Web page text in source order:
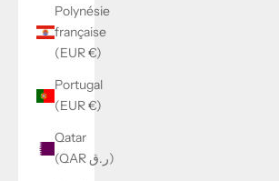
Polynésie
française
(EUR €)
Portugal
(EUR €)
Qatar
(QAR ر.ق)